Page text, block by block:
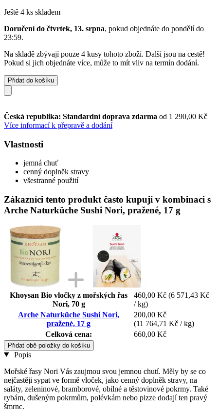
Ještě 4 ks skladem
Doručení do čtvrtek, 13. srpna, pokud objednáte do pondělí do
23:59.
Na skladě zbývají pouze 4 kusy tohoto zboží. Další jsou na cestě!
Pokud si jich objednáte více, může to mít vliv na termín dodání.
Přidat do košíku
Česká republika: Standardní doprava zdarma od 1 290,00 Kč
Více informací k přepravě a dodání
Vlastnosti
jemná chuť
cenný doplněk stravy
všestranné použití
Zákazníci tento produkt často kupují v kombinaci s
Arche Naturküche Sushi Nori, pražené, 17 g
Khoysan Bio vločky z mořských řas
Nori, 70 g
460,00 Kč (6 571,43 Kč
/ kg)
Arche Naturküche Sushi Nori,
pražené, 17 g
200,00 Kč
(11 764,71 Kč / kg)
Celková cena:
660,00 Kč
Přidat obě položky do košíku
Popis
Mořské řasy Nori Vás zaujmou svou jemnou chutí. Měly by se co
nejčastěji sypat ve formě vloček, jako cenný doplněk stravy, na
saláty, zeleninové, bramborové, obilné a těstovinové pokrmy. Také
rybám, dušeným pokrmům, polévkám nebo pizze dodají ten pravý
šmrnc.